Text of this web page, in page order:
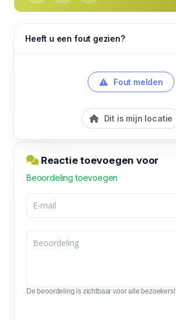
Heeft u een fout gezien?
Fout melden
Dit is mijn locatie
Reactie toevoegen voor
Beoordeling toevoegen
De beoordeling is zichtbaar voor alle bezoekers!